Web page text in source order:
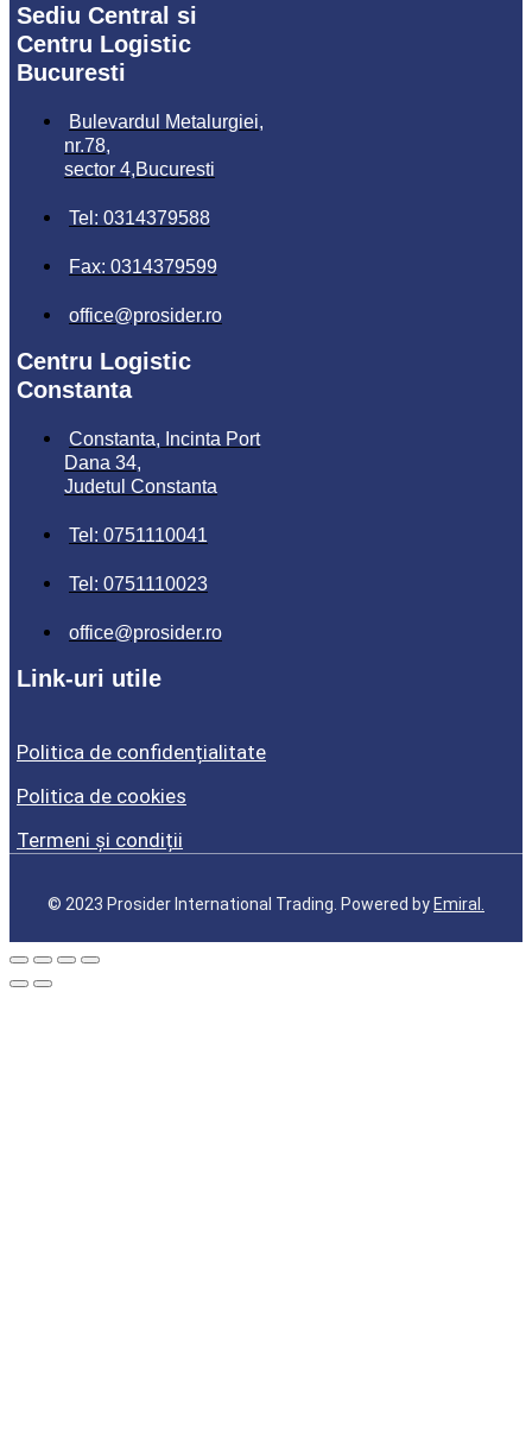
Sediu Central si
Centru Logistic
Bucuresti
Bulevardul Metalurgiei,
nr.78,
sector 4,Bucuresti
Tel: 0314379588
Fax: 0314379599
office@prosider.ro
Centru Logistic
Constanta
Constanta, Incinta Port
Dana 34,
Judetul Constanta
Tel: 0751110041
Tel: 0751110023
office@prosider.ro
Link-uri utile
Politica de confidențialitate
Politica de cookies
Termeni și condiții
© 2023 Prosider International Trading. Powered by Emiral.